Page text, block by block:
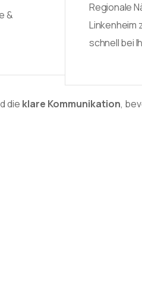
&
Regionale
Linkenheim
schnell bei
die klare Kommunikation,